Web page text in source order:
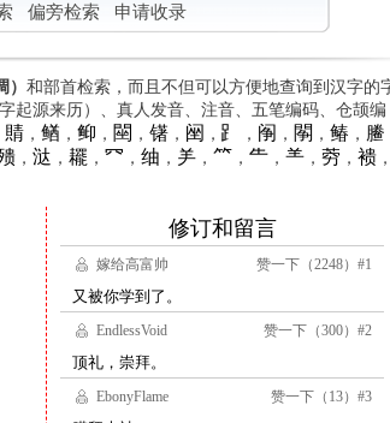
偏旁检索 申请收录
和部首检索，而且不但可以方便地查询到汉字的
起源来历）、真人发音、注音、五笔编码、仓颉编
䝼， 䲡 ， 䲟 ， 䦟 ， 䦃， 䦷 ， ⻊ ， 䦶 ， 䦛 ， 䲠 ， 䲢
， 㳠 ， 䎱 ， ⺳ ， 䌷 ， ⺶， ⺮ ， ⺧， ⺷， 䓖， 䙌，